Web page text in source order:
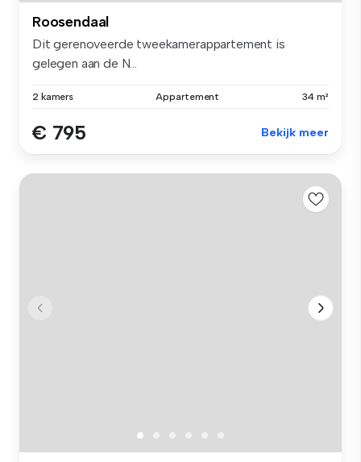
Roosendaal
Dit gerenoveerde tweekamerappartement is
gelegen aan de N...
2 kamers Appartement 34 m²
€ 795 Bekijk meer